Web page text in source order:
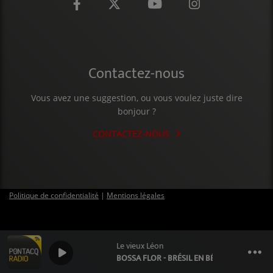
Le vieux Léon
BOSSA FLOR - BRÉSIL EN BÉARN : DU 1ER
0
Contactez-nous
Vous avez une suggestion, ou vous voulez juste dire
bonjour ?
CONTACTEZ-NOUS
Politique de confidentialité | Mentions légales